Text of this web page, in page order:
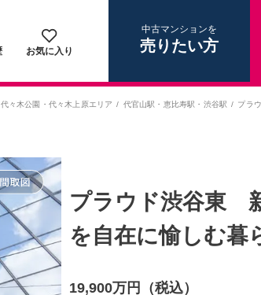
お気に入り
中古マンションを
売りたい方
々木公園・代々木上原エリア 代官山駅 ・ 恵比寿駅 ・ 渋谷駅 プラ
プラウド渋谷東
を自在に愉しむ暮
19,900万円（税込）